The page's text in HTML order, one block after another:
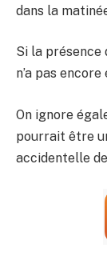
dans la
Si la présence
n’a pas
On ignore
pourrait être
accidentelle